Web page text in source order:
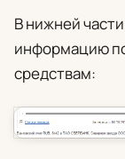
В нижней
информацию
средствам: